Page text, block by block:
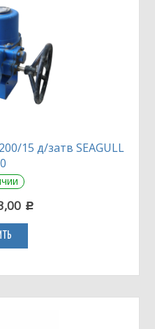
15 д/затв SEAGULL
c